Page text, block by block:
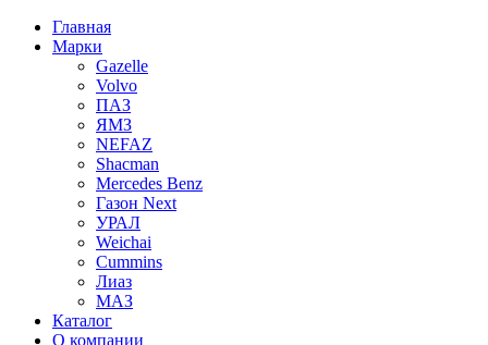
Главная
Марки
Gazelle
Volvo
ПАЗ
ЯМЗ
NEFAZ
Shacman
Mercedes Benz
Газон Next
УРАЛ
Weichai
Cummins
Лиаз
МАЗ
Каталог
О компании